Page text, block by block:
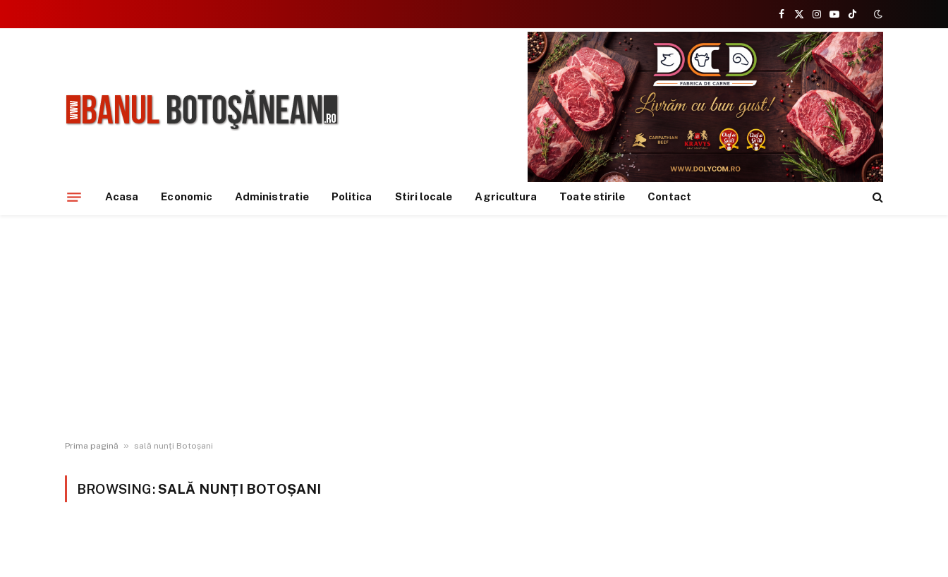
Facebook
X
(Twitter)
Instagram
YouTubeTikTok
Acasa Economic Administratie Politica Stiri locale Agricultura Toate stirile Contact
Prima pagină » sală nunți Botoșani
BROWSING:SALĂ NUNȚI BOTOȘANI